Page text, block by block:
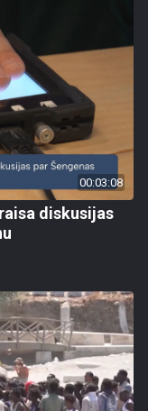
00:03:08
diskusijas